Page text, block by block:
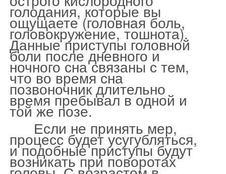
голодания, которые вы
ощущаете (головная боль,
головокружение, тошнота).
Данные приступы головной
боли после дневного и
ночного сна связаны с тем,
что во время сна
позвоночник длительно
время пребывал в одной и
той же позе.
Если не принять мер,
процесс будет усугубляться,
и подобные приступы будут
возникать при поворотах